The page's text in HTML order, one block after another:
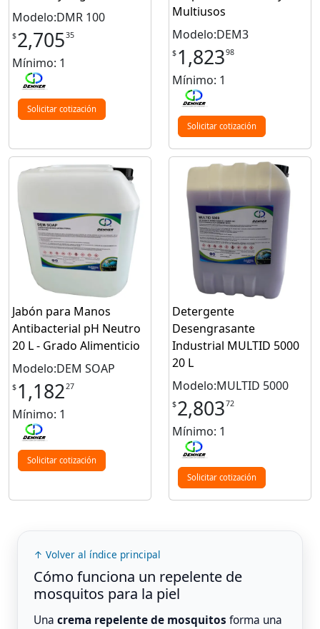
Modelo:DMR 100
$2,70535
Mínimo: 1
Solicitar cotización
Multiusos
Modelo:DEM3
$ 1,82398
Mínimo: 1
Solicitar cotización
Jabón para Manos
Antibacterial pH Neutro
20 L - Grado Alimenticio
Modelo:DEM SOAP
$ 1,18227
Mínimo: 1
Solicitar cotización
Detergente
Desengrasante
Industrial MULTID 5000
20 L
Modelo:MULTID 5000
$2,80372
Mínimo: 1
Solicitar cotización
↑ Volver al índice principal
Cómo funciona un repelente de
mosquitos para la piel
Unacrema repelente de mosquitos forma una